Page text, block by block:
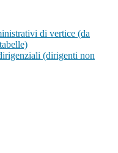
di vertice (da
(dirigenti non